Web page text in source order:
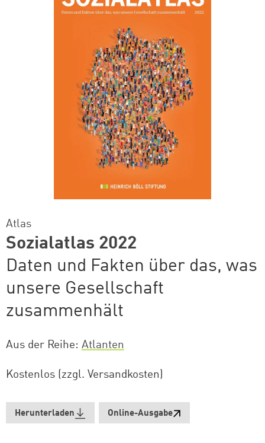
Atlas
Sozialatlas 2022
Daten und Fakten über das, was
unsere Gesellschaft
zusammenhält
Aus der Reihe Atlanten
Kostenlos (zzgl. Versandkosten)
Herunterladen Online-Ausgabe